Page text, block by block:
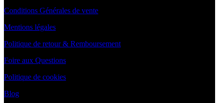
Conditions Générales de vente
Mentions légales
Politique de retour & Remboursement
Foire aux Questions
Politique de cookies
Blog